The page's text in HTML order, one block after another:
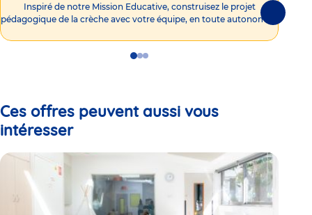
Inspiré de notre Mission Educative, construisez le projet
pédagogique de la crèche avec votre équipe, en toute autonomie !
GoGoGo
Ces offres peuvent aussi vous
intéresser